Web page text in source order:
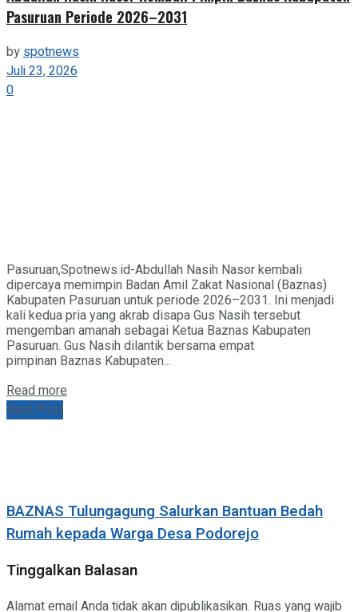
Pasuruan Periode 2026–2031
byspotnews
Juli 23, 2026
0
Pasuruan,Spotnews.id-Abdullah Nasih Nasor kembali
dipercaya memimpin Badan Amil Zakat Nasional (Baznas)
Kabupaten Pasuruan untuk periode 2026–2031. Ini menjadi
kali kedua pria yang akrab disapa Gus Nasih tersebut
mengemban amanah sebagai Ketua Baznas Kabupaten
Pasuruan. Gus Nasih dilantik bersama empat
pimpinan Baznas Kabupaten...
Read more
Next Post
BAZNAS Tulungagung Salurkan Bantuan Bedah
Rumah kepada Warga Desa Podorejo
Tinggalkan Balasan
Alamat email Anda tidak akan dipublikasikan. Ruas yang wajib